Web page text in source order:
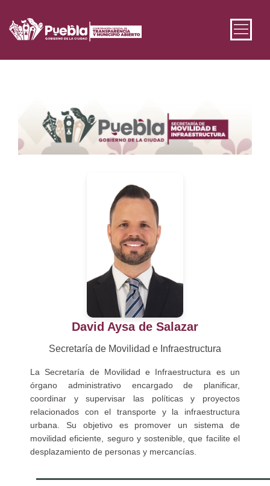
David Aysa de Salazar
Secretaría de Movilidad e Infraestructura
La Secretaría de Movilidad e Infraestructura es un
órgano administrativo encargado de planificar,
coordinar y supervisar las políticas y proyectos
relacionados con el transporte y la infraestructura
urbana. Su objetivo es promover un sistema de
movilidad eficiente, seguro y sostenible, que facilite el
desplazamiento de personas y mercancías.